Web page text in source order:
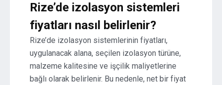
Rize’de izolasyon sistemleri
fiyatları nasıl belirlenir?
Rize’de izolasyon sistemlerinin fiyatları,
uygulanacak alana, seçilen izolasyon türüne,
malzeme kalitesine ve işçilik maliyetlerine
bağlı olarak belirlenir. Bu nedenle, net bir fiyat